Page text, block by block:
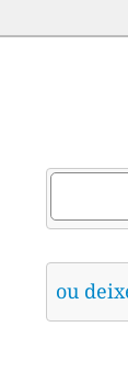
ou